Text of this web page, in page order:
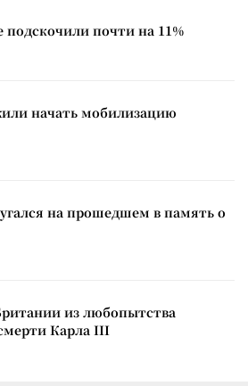
подскочили почти на 11%
начать мобилизацию
на прошедшем в память о
из любопытства
Карла III